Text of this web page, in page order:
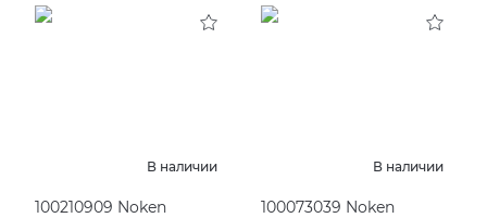
В наличии
100210909 Noken
В наличии
100073039 Noken